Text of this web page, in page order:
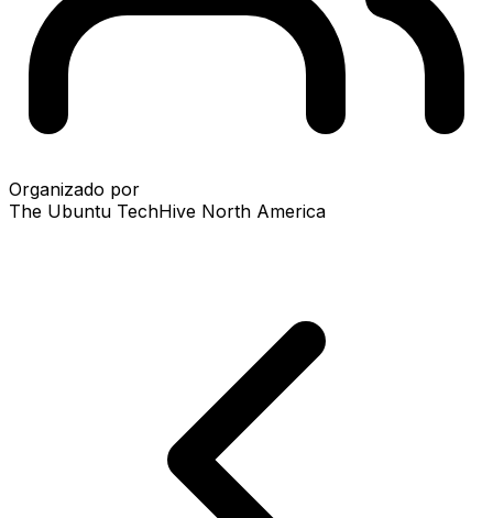
Organizado por
The Ubuntu TechHive North America